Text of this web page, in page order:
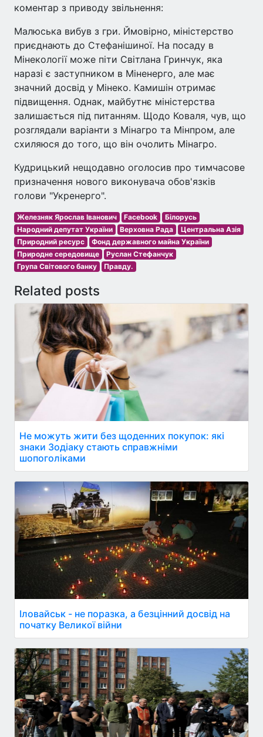
коментар з приводу звільнення:
Малюська вибув з гри. Ймовірно, міністерство
приєднають до Стефанішиної. На посаду в
Мінекології може піти Світлана Гринчук, яка
наразі є заступником в Міненерго, але має
значний досвід у Мінеко. Камишін отримає
підвищення. Однак, майбутнє міністерства
залишається під питанням. Щодо Коваля, чув, що
розглядали варіанти з Мінагро та Мінпром, але
схиляюся до того, що він очолить Мінагро.
Кудрицький нещодавно оголосив про тимчасове
призначення нового виконувача обов'язків
голови "Укренерго".
Железняк Ярослав Іванович Facebook
Білорусь
Народний депутат України
Верховна Рада
Центральна Азія
Природний ресурс
Фонд державного майна України
Природне середовище
Руслан Стефанчук
Група Світового банку
Правду.
Related posts
Не можуть жити без щоденних покупок: які
знаки Зодіаку стають справжніми
шопоголіками
Іловайськ - не поразка, а безцінний досвід на
початку Великої війни